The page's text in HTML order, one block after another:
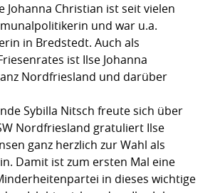
Johanna Christian ist seit vielen
und war u.a.
in Bredstedt. Auch als
ist Ilse Johanna
Nordfriesland und darüber
Sybilla Nitsch freute sich über
Nordfriesland gratuliert Ilse
ganz herzlich zur Wahl als
Damit ist zum ersten Mal eine
in dieses wichtige